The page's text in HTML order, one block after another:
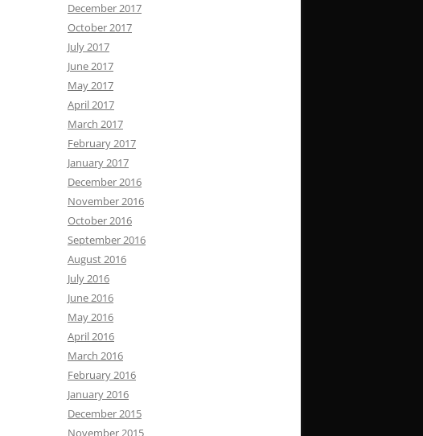
December 2017
October 2017
July 2017
June 2017
May 2017
April 2017
March 2017
February 2017
January 2017
December 2016
November 2016
October 2016
September 2016
August 2016
July 2016
June 2016
May 2016
April 2016
March 2016
February 2016
January 2016
December 2015
November 2015